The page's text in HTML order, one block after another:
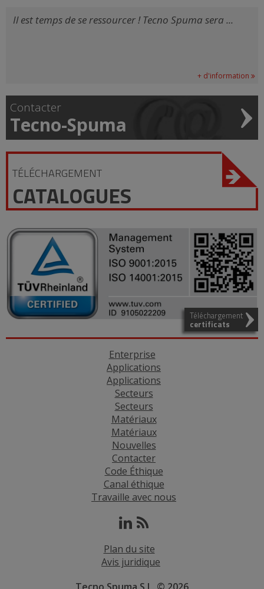
Il est temps de se ressourcer ! Tecno Spuma sera ...
+ d'information
Contacter
Tecno-Spuma
TÉLÉCHARGEMENT
CATALOGUES
Téléchargement
certificats
Enterprise
Applications
Applications
Secteurs
Secteurs
Matériaux
Matériaux
Nouvelles
Contacter
Code Éthique
Canal éthique
Travaille avec nous
Plan du site
Avis juridique